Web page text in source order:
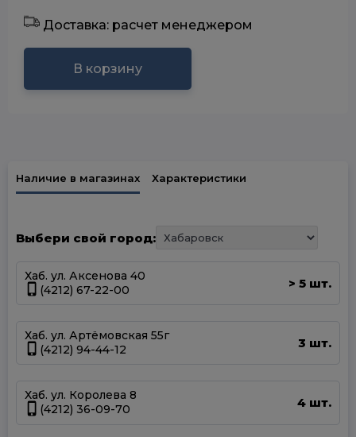
Доставка: расчет менеджером
В корзину
Наличие в магазинах Характеристики
Выбери свой город:
Хаб. ул. Аксенова 40
(4212) 67-22-00
> 5 шт.
Хаб. ул. Артёмовская 55г
(4212) 94-44-12
3 шт.
Хаб. ул. Королева 8
(4212) 36-09-70
4 шт.